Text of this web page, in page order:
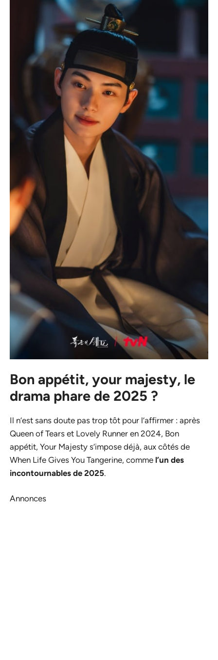
Bon appétit, your majesty, le
drama phare de 2025 ?
Il n’est sans doute pas trop tôt pour l’affirmer : après
Queen of Tears et Lovely Runner en 2024, Bon
appétit, Your Majesty s’impose déjà, aux côtés de
When Life Gives You Tangerine, comme l’un des
incontournables de 2025.
Annonces